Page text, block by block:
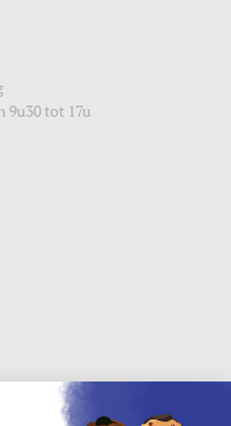
9u30 tot 17u